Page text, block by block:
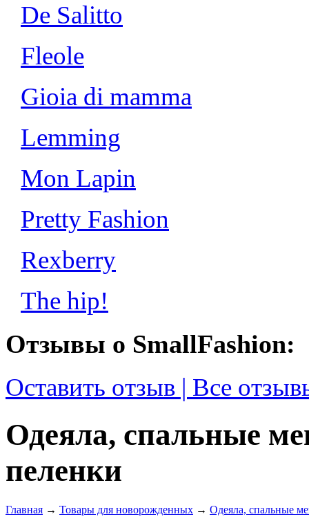
De Salitto
Fleole
Gioia di mamma
Lemming
Mon Lapin
Pretty Fashion
Rexberry
The hip!
Отзывы о SmallFashion:
Оставить отзыв | Все
Одеяла, спальные
пеленки
Главная → Товары для новорожденных → Одеяла, спальные